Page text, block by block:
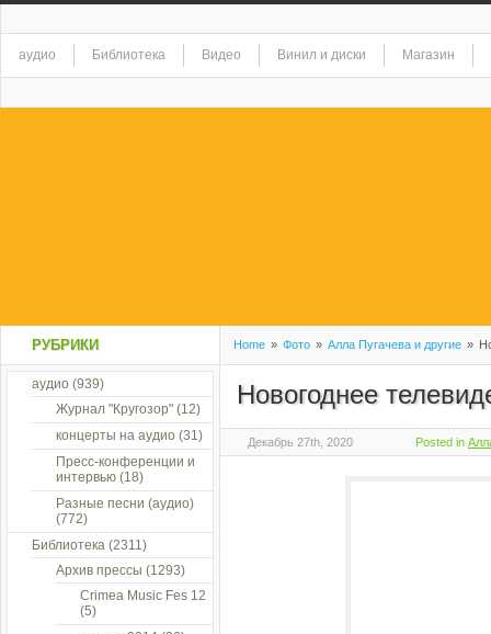
аудио Библиотека Видео Винил и диски Магазин
Home » Фото » Алла Пугачева и другие »
Новогоднее
Декабрь 27th, 2020 Posted in
РУБРИКИ
аудио (939)
Журнал "Кругозор" (12)
концерты на аудио (31)
Пресс-конференции и
интервью (18)
Разные песни (аудио)
(772)
Библиотека (2311)
Архив прессы (1293)
Crimea Music Fes 12
(5)